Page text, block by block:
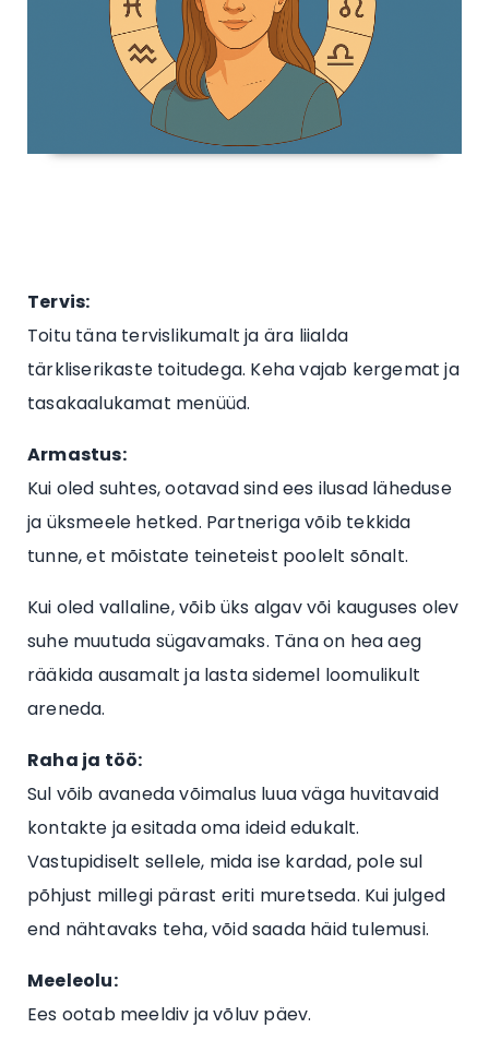
Tervis:
Toitu täna tervislikumalt ja ära liialda
tärkliserikaste toitudega. Keha vajab kergemat ja
tasakaalukamat menüüd.
Armastus:
Kui oled suhtes, ootavad sind ees ilusad läheduse
ja üksmeele hetked. Partneriga võib tekkida
tunne, et mõistate teineteist poolelt sõnalt.
Kui oled vallaline, võib üks algav või kauguses olev
suhe muutuda sügavamaks. Täna on hea aeg
rääkida ausamalt ja lasta sidemel loomulikult
areneda.
Raha ja töö:
Sul võib avaneda võimalus luua väga huvitavaid
kontakte ja esitada oma ideid edukalt.
Vastupidiselt sellele, mida ise kardad, pole sul
põhjust millegi pärast eriti muretseda. Kui julged
end nähtavaks teha, võid saada häid tulemusi.
Meeleolu:
Ees ootab meeldiv ja võluv päev.